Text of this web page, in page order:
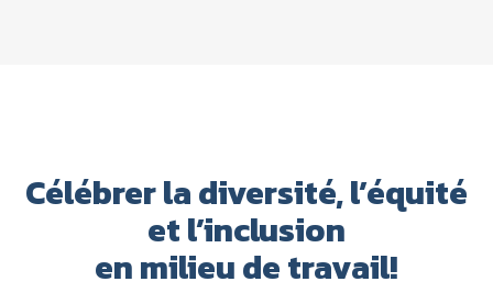
Célébrer la diversité, l’équité
et l’inclusion
en milieu de travail!